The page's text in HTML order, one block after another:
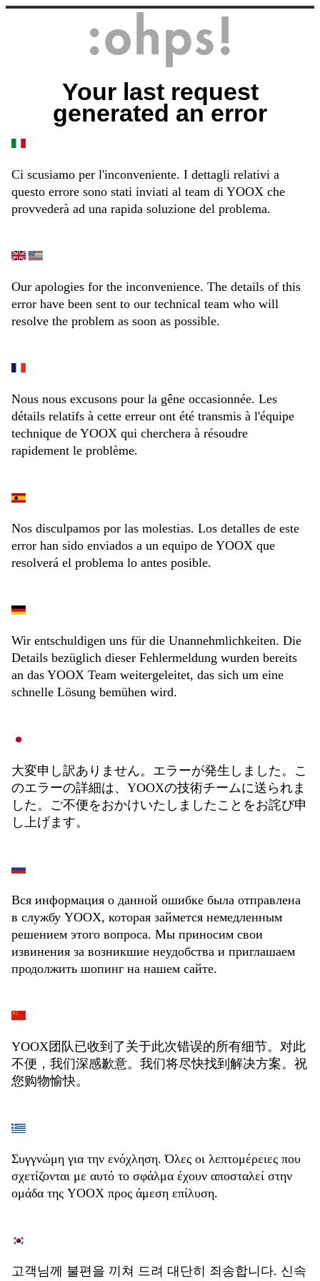
Your last request
generated an error
Ci scusiamo per l'inconveniente. I dettagli relativi a
questo errore sono stati inviati al team di YOOX che
provvederà ad una rapida soluzione del problema.
Our apologies for the inconvenience. The details of this
error have been sent to our technical team who will
resolve the problem as soon as possible.
Nous nous excusons pour la gêne occasionnée. Les
détails relatifs à cette erreur ont été transmis à l'équipe
technique de YOOX qui cherchera à résoudre
rapidement le problème.
Nos disculpamos por las molestias. Los detalles de este
error han sido enviados a un equipo de YOOX que
resolverá el problema lo antes posible.
Wir entschuldigen uns für die Unannehmlichkeiten. Die
Details bezüglich dieser Fehlermeldung wurden bereits
an das YOOX Team weitergeleitet, das sich um eine
schnelle Lösung bemühen wird.
大変申し訳ありません。エラーが発生しました。こ
のエラーの詳細は、YOOXの技術チームに送られま
した。ご不便をおかけいたしましたことをお詫び申
し上げます。
Вся информация о данной ошибке была отправлена
в службу YOOX, которая займется немедленным
решением этого вопроса. Мы приносим свои
извинения за возникшие неудобства и приглашаем
продолжить шопинг на нашем сайте.
YOOX团队已收到了关于此次错误的所有细节。对此
不便，我们深感歉意。我们将尽快找到解决方案。祝
您购物愉快。
Συγγνώμη για την ενόχληση. Όλες οι λεπτομέρειες που
σχετίζονται με αυτό το σφάλμα έχουν αποσταλεί στην
ομάδα της YOOX προς άμεση επίλυση.
고객님께 불편을 끼쳐 드려 대단히 죄송합니다. 신속